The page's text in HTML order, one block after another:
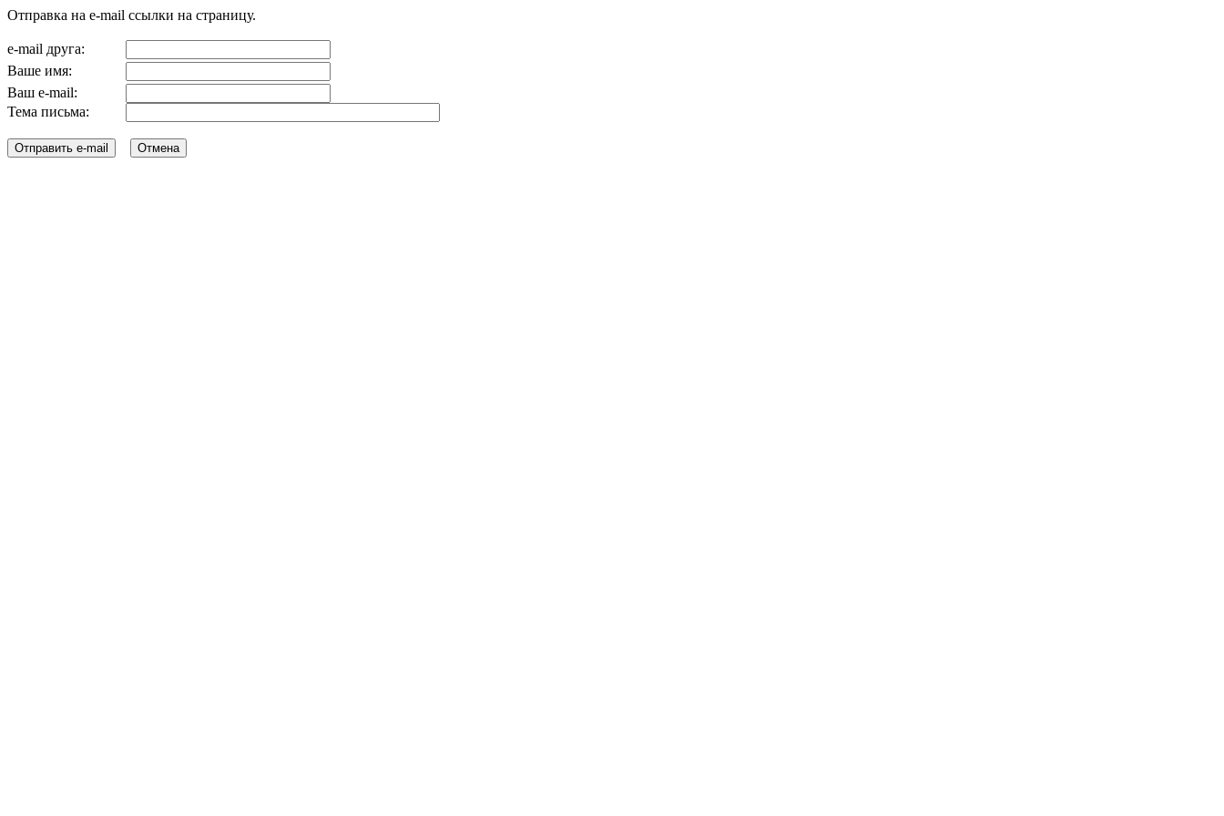
Отправка на e-mail ссылки на страницу.
e-mail друга:
Ваше имя:
Ваш e-mail:
Тема письма: